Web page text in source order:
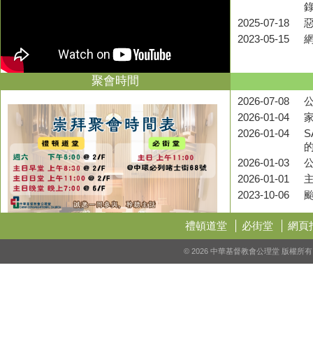
2025-07-18
2023-05-15
聚會時間
2026-07-08
2026-01-04
2026-01-04
2026-01-03
2026-01-01
2023-10-06
禮頓道堂 必街堂 網頁
© 2026 中華基督教會公理堂 版權所